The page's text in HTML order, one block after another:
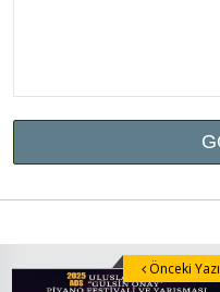
Önceki Yazı